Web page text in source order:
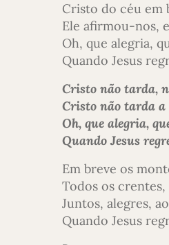
Cristo do céu em
Ele afirmou-nos,
Oh, que alegria,
Quando Jesus
Cristo não tarda,
Cristo não tarda
Oh, que alegria,
Quando Jesus
Em breve os
Todos os
Juntos, alegres,
Quando Jesus